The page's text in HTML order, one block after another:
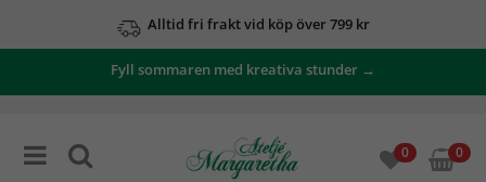
Alltid fri frakt vid köp över 799 kr
Fyll sommaren med kreativa stunder →
0 0